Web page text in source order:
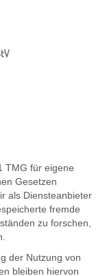
TMG für eigene
Gesetzen
als Diensteanbieter
fremde
zu forschen,
der Nutzung von
bleiben hiervon